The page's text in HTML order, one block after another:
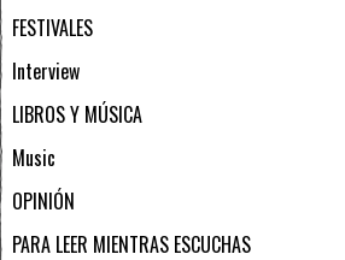
FESTIVALES
Interview
LIBROS Y MÚSICA
Music
OPINIÓN
PARA LEER MIENTRAS ESCUCHAS